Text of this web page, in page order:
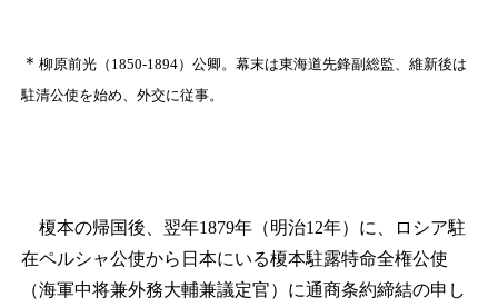
＊ 柳原前光（1850‐1894）公卿。幕末は東海道先鋒副総監、維新後は
駐清公使を始め、外交に従事。
榎本の帰国後、翌年1879年（明治12年）に、ロシア駐
在ペルシャ公使から日本にいる榎本駐露特命全権公使
（海軍中将兼外務大輔兼議定官）に通商条約締結の申し